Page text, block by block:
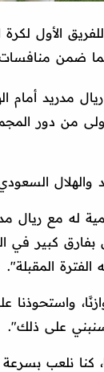
الأول لكرة
منافسات كأس
الإيجابي بنتيجة 1/1
والهلال
له مع ريال
كبير في
المقبلة".
على ذلك".
كنا نلعب